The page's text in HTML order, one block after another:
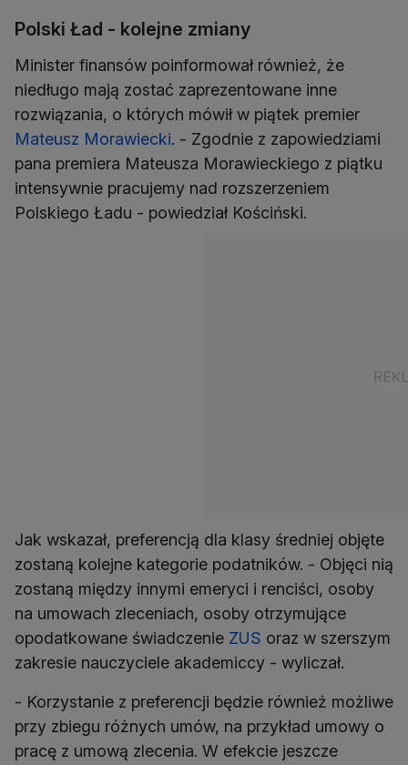
Polski Ład - kolejne zmiany
Minister finansów poinformował również, że
niedługo mają zostać zaprezentowane inne
rozwiązania, o których mówił w piątek premier
Mateusz Morawiecki. - Zgodnie z zapowiedziami
pana premiera Mateusza Morawieckiego z piątku
intensywnie pracujemy nad rozszerzeniem
Polskiego Ładu - powiedział Kościński.
Jak wskazał, preferencją dla klasy średniej objęte
zostaną kolejne kategorie podatników. - Objęci nią
zostaną między innymi emeryci i renciści, osoby
na umowach zleceniach, osoby otrzymujące
opodatkowane świadczenie ZUS oraz w szerszym
zakresie nauczyciele akademiccy - wyliczał.
- Korzystanie z preferencji będzie również możliwe
przy zbiegu różnych umów, na przykład umowy o
pracę z umową zlecenia. W efekcie jeszcze